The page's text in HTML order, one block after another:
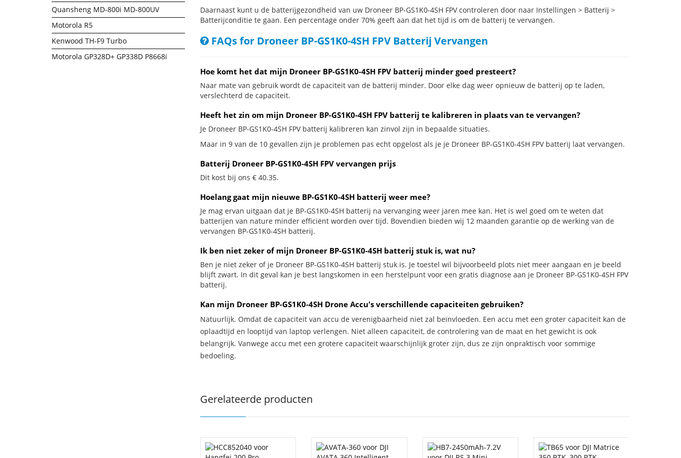
Quansheng MD-800i MD-800UV
Motorola R5
Kenwood TH-F9 Turbo
Motorola GP328D+ GP338D P8668i
Daarnaast kunt u de batterijgezondheid van uw Droneer BP-GS1K0-4SH FPV controleren door naar Instellingen > Batterij >
Batterijconditie te gaan. Een percentage onder 70% geeft aan dat het tijd is om de batterij te vervangen.
FAQs for Droneer BP-GS1K0-4SH FPV Batterij Vervangen
Hoe komt het dat mijn Droneer BP-GS1K0-4SH FPV batterij minder goed presteert?
Naar mate van gebruik wordt de capaciteit van de batterij minder. Door elke dag weer opnieuw de batterij op te laden,
verslechterd de capaciteit.
Heeft het zin om mijn Droneer BP-GS1K0-4SH FPV batterij te kalibreren in plaats van te vervangen?
Je Droneer BP-GS1K0-4SH FPV batterij kalibreren kan zinvol zijn in bepaalde situaties.
Maar in 9 van de 10 gevallen zijn je problemen pas echt opgelost als je je Droneer BP-GS1K0-4SH FPV batterij laat vervangen.
Batterij Droneer BP-GS1K0-4SH FPV vervangen prijs
Dit kost bij ons € 40.35.
Hoelang gaat mijn nieuwe BP-GS1K0-4SH batterij weer mee?
Je mag ervan uitgaan dat je BP-GS1K0-4SH batterij na vervanging weer jaren mee kan. Het is wel goed om te weten dat
batterijen van nature minder efficiënt worden over tijd. Bovendien bieden wij 12 maanden garantie op de werking van de
vervangen BP-GS1K0-4SH batterij.
Ik ben niet zeker of mijn Droneer BP-GS1K0-4SH batterij stuk is, wat nu?
Ben je niet zeker of je Droneer BP-GS1K0-4SH batterij stuk is. Je toestel wil bijvoorbeeld plots niet meer aangaan en je beeld
blijft zwart. In dit geval kan je best langskomen in een herstelpunt voor een gratis diagnose aan je Droneer BP-GS1K0-4SH FPV
batterij.
Kan mijn Droneer BP-GS1K0-4SH Drone Accu's verschillende capaciteiten gebruiken?
Natuurlijk. Omdat de capaciteit van accu de verenigbaarheid niet zal beïnvloeden. Een accu met een groter capaciteit kan de
oplaadtijd en looptijd van laptop verlengen. Niet alleen capaciteit, de controlering van de maat en het gewicht is ook
belangrijk. Vanwege accu met een grotere capaciteit waarschijnlijk groter zijn, dus ze zijn onpraktisch voor sommige
bedoeling.
Gerelateerde producten